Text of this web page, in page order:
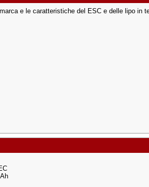
e le caratteristiche del ESC e delle lipo in